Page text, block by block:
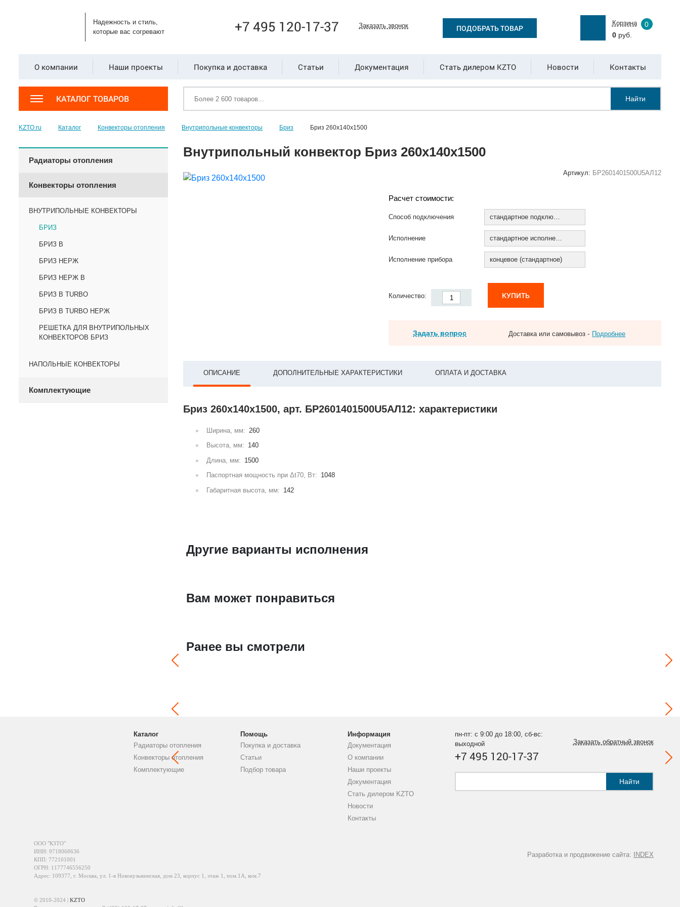
Надежность и стиль,
которые вас согревают
+7 495 120-17-37 Заказать звонок ПОДОБРАТЬ ТОВАР
Корзина
0
0руб.
О компании Наши проекты Покупка и доставка Статьи Документация Стать дилером KZTO Новости Контакты
КАТАЛОГ ТОВАРОВ Найти
KZTO.ru Каталог Конвекторы отопления Внутрипольные конвекторы Бриз Бриз 260х140х1500
Радиаторы отопления
Конвекторы отопления
ВНУТРИПОЛЬНЫЕ КОНВЕКТОРЫ
БРИЗ
БРИЗ В
БРИЗ НЕРЖ
БРИЗ НЕРЖ В
БРИЗ В TURBO
БРИЗ В TURBO НЕРЖ
РЕШЕТКА ДЛЯ ВНУТРИПОЛЬНЫХ
КОНВЕКТОРОВ БРИЗ
НАПОЛЬНЫЕ КОНВЕКТОРЫ
Комплектующие
Внутрипольный конвектор Бриз 260х140х1500
Артикул: БР2601401500U5АЛ12
Расчет стоимости:
Способ подключения стандартное подключение
Исполнение стандартное исполнение
Исполнение прибора концевое (стандартное)
Количество: КУПИТЬ
Задать вопрос Доставка или самовывоз - Подробнее
ОПИСАНИЕ ДОПОЛНИТЕЛЬНЫЕ ХАРАКТЕРИСТИКИ ОПЛАТА И ДОСТАВКА
Бриз 260х140х1500, арт. БР2601401500U5АЛ12: характеристики
Ширина, мм: 260
Высота, мм: 140
Длина, мм: 1500
Паспортная мощность при Δt70, Вт: 1048
Габаритная высота, мм: 142
Другие варианты исполнения
Вам может понравиться
Ранее вы смотрели
Каталог
Радиаторы отопления
Конвекторы отопления
Комплектующие
Помощь
Покупка и доставка
Статьи
Подбор товара
Информация
Документация
О компании
Наши проекты
Документация
Стать дилером KZTO
Новости
Контакты
пн-пт: с 9:00 до 18:00, сб-вс:
выходной
+7 495 120-17-37
Заказать обратный звонок
Найти
Разработка и продвижение сайта: INDEX
ООО "КЗТО"
ИНН: 9718068636
КПП: 772101001
ОГРН: 1177746556250
Адрес: 109377, г. Москва, ул. 1-я Новокузьминская, дом 23, корпус 1, этаж 1, пом.1А, ком.7
© 2010-2024 | KZTO